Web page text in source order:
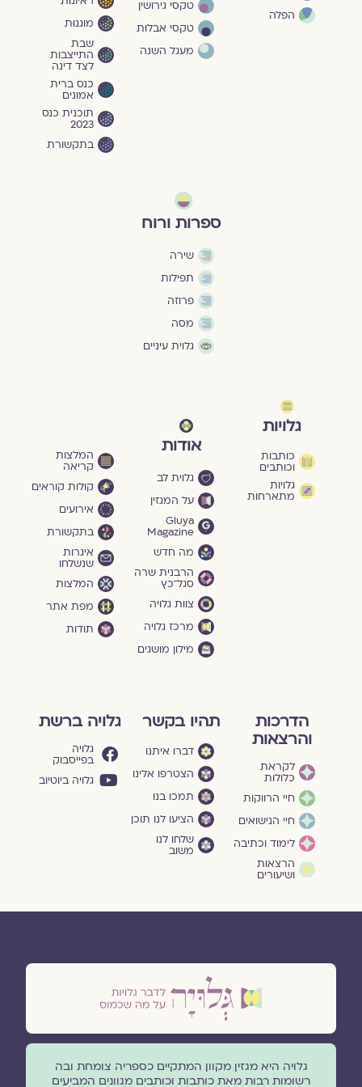
הפלה
טקסי גירושין
טקסי אבלות
מעגל השנה
מוגנוּת
שבת
התייצבות
לצד דינה
כנס ברית
אמונים
תוכנית כנס
2023
בתקשורת
ספרות ורוח
שירה
תפילות
פרוזה
מסה
גלוית עיניים
גלויות
כותבות
וכותבים
גלויות
מתארחות
אודות
גלוית לב
על המגזין
Gluya
Magazine
מה חדש
הרבנית שרה
סגל־כץ
צוות גלויה
מרכז גלויה
מילון מושגים
המלצות
קריאה
קולות קוראים
אירועים
בתקשורת
איגרות
שנשלחו
המלצות
מפת אתר
תודות
הדרכות
והרצאות
לקראת
כלולות
חיי הרווקות
חיי הנישואים
לימוד וכתיבה
הרצאות
ושיעורים
תהיו בקשר
דברו איתנו
הצטרפו אלינו
תמכו בנו
הציעו לנו תוכן
שלחו לנו
משוב
גלויה ברשת
גלויה
בפייסבוק
גלויה ביוטיוב
גלויה היא מגזין מקוון המתקיים כספריה צומחת ובה
רשומות רבות מאת כותבות וכותבים מגוונים המביעים